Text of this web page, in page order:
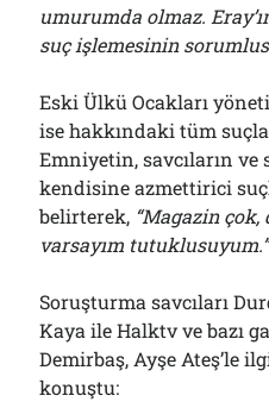
umurumda olmaz.
suç işlemesinin
Eski Ülkü Ocakları
ise hakkındaki tüm
Emniyetin, savcıların
kendisine azmettirici
belirterek, “Magazin
varsayım tutuklusuyum.”
Soruşturma savcıları
Kaya ile Halktv ve bazı
Demirbaş, Ayşe Ateş’le
konuştu: